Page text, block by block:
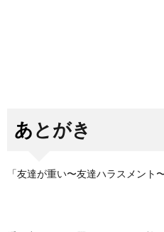
あとがき
「友達が重い〜友達ハラスメント